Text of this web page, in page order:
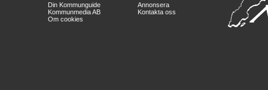
Din Kommunguide
Kommunmedia AB
Om cookies
Annonsera
Kontakta oss